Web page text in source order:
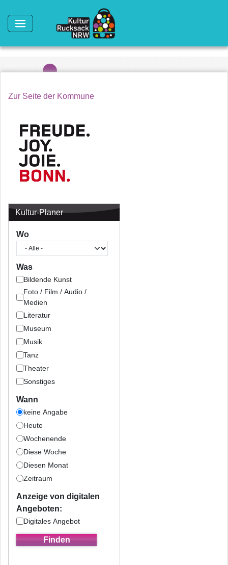
Zur Seite der Kommune
Kultur-Planer
Wo
Was
Bildende Kunst
Foto / Film / Audio /
Medien
Literatur
Museum
Musik
Tanz
Theater
Sonstiges
Wann
keine Angabe
Heute
Wochenende
Diese Woche
Diesen Monat
Zeitraum
Anzeige von digitalen
Angeboten:
Digitales Angebot